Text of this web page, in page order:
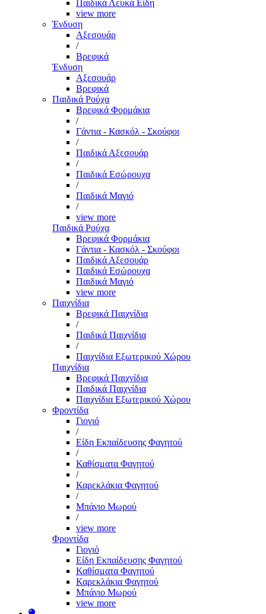
Παιδικά Λευκά Είδη
view more
Ένδυση
Αξεσουάρ
/
Βρεφικά
Ένδυση
Αξεσουάρ
Βρεφικά
Παιδικά Ρούχα
Βρεφικά Φορμάκια
/
Γάντια - Κασκόλ - Σκούφοι
/
Παιδικά Αξεσουάρ
/
Παιδικά Εσώρουχα
/
Παιδικά Μαγιό
/
view more
Παιδικά Ρούχα
Βρεφικά Φορμάκια
Γάντια - Κασκόλ - Σκούφοι
Παιδικά Αξεσουάρ
Παιδικά Εσώρουχα
Παιδικά Μαγιό
view more
Παιχνίδια
Βρεφικά Παιχνίδια
/
Παιδικά Παιχνίδια
/
Παιχνίδια Εξωτερικού Χώρου
Παιχνίδια
Βρεφικά Παιχνίδια
Παιδικά Παιχνίδια
Παιχνίδια Εξωτερικού Χώρου
Φροντίδα
Γιογιό
/
Είδη Εκπαίδευσης Φαγητού
/
Καθίσματα Φαγητού
/
Καρεκλάκια Φαγητού
/
Μπάνιο Μωρού
/
view more
Φροντίδα
Γιογιό
Είδη Εκπαίδευσης Φαγητού
Καθίσματα Φαγητού
Καρεκλάκια Φαγητού
Μπάνιο Μωρού
view more